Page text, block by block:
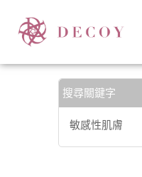
搜尋關鍵字
敏感性肌膚